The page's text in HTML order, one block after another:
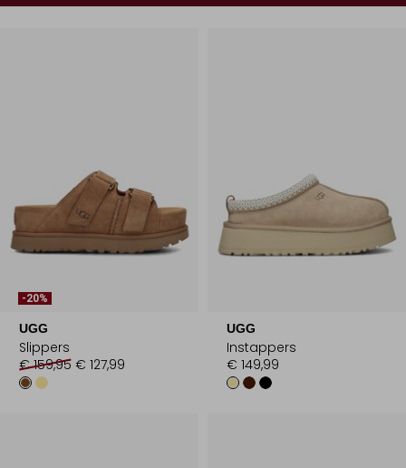
-20%
UGG
Slippers
€ 159,95 € 127,99
UGG
Instappers
€ 149,99